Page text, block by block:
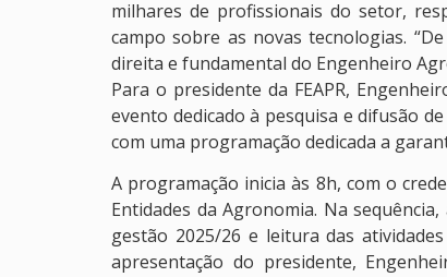
milhares de profissionais do setor,
campo sobre as novas tecnologias.
direita e fundamental do Engenheiro
Para o presidente da FEAPR,
evento dedicado à pesquisa e difusão
com uma programação dedicada a
A programação inicia às 8h, com o
Entidades da Agronomia. Na
gestão 2025/26 e leitura das
apresentação do presidente,